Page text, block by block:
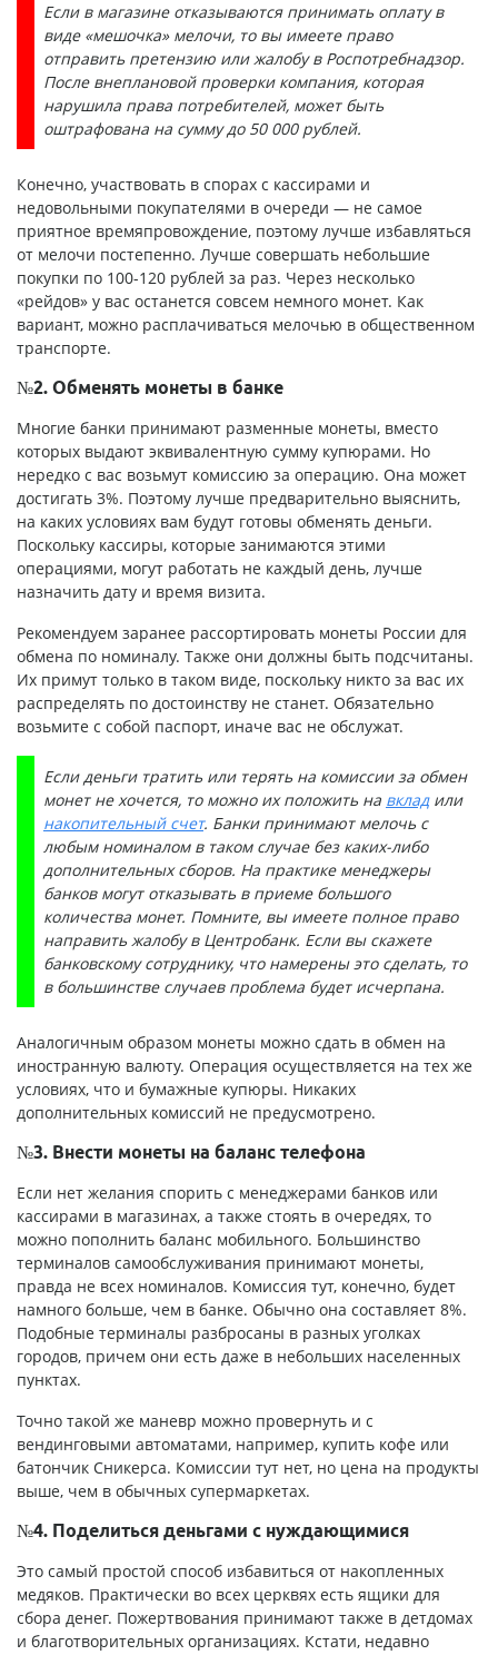
Если в магазине отказываются принимать оплату в
виде «мешочка» мелочи, то вы имеете право
отправить претензию или жалобу в Роспотребнадзор.
После внеплановой проверки компания, которая
нарушила права потребителей, может быть
оштрафована на сумму до 50 000 рублей.
Конечно, участвовать в спорах с кассирами и
недовольными покупателями в очереди — не самое
приятное времяпровождение, поэтому лучше избавляться
от мелочи постепенно. Лучше совершать небольшие
покупки по 100-120 рублей за раз. Через несколько
«рейдов» у вас останется совсем немного монет. Как
вариант, можно расплачиваться мелочью в общественном
транспорте.
№2. Обменять монеты в банке
Многие банки принимают разменные монеты, вместо
которых выдают эквивалентную сумму купюрами. Но
нередко с вас возьмут комиссию за операцию. Она может
достигать 3%. Поэтому лучше предварительно выяснить,
на каких условиях вам будут готовы обменять деньги.
Поскольку кассиры, которые занимаются этими
операциями, могут работать не каждый день, лучше
назначить дату и время визита.
Рекомендуем заранее рассортировать монеты России для
обмена по номиналу. Также они должны быть подсчитаны.
Их примут только в таком виде, поскольку никто за вас их
распределять по достоинству не станет. Обязательно
возьмите с собой паспорт, иначе вас не обслужат.
Если деньги тратить или терять на комиссии за обмен
монет не хочется, то можно их положить на вкладили
накопительный счет. Банки принимают мелочь с
любым номиналом в таком случае без каких-либо
дополнительных сборов. На практике менеджеры
банков могут отказывать в приеме большого
количества монет. Помните, вы имеете полное право
направить жалобу в Центробанк. Если вы скажете
банковскому сотруднику, что намерены это сделать, то
в большинстве случаев проблема будет исчерпана.
Аналогичным образом монеты можно сдать в обмен на
иностранную валюту. Операция осуществляется на тех же
условиях, что и бумажные купюры. Никаких
дополнительных комиссий не предусмотрено.
№3. Внести монеты на баланс телефона
Если нет желания спорить с менеджерами банков или
кассирами в магазинах, а также стоять в очередях, то
можно пополнить баланс мобильного. Большинство
терминалов самообслуживания принимают монеты,
правда не всех номиналов. Комиссия тут, конечно, будет
намного больше, чем в банке. Обычно она составляет 8%.
Подобные терминалы разбросаны в разных уголках
городов, причем они есть даже в небольших населенных
пунктах.
Точно такой же маневр можно провернуть и с
вендинговыми автоматами, например, купить кофе или
батончик Сникерса. Комиссии тут нет, но цена на продукты
выше, чем в обычных супермаркетах.
№4. Поделиться деньгами с нуждающимися
Это самый простой способ избавиться от накопленных
медяков. Практически во всех церквях есть ящики для
сбора денег. Пожертвования принимают также в детдомах
и благотворительных организациях. Кстати, недавно